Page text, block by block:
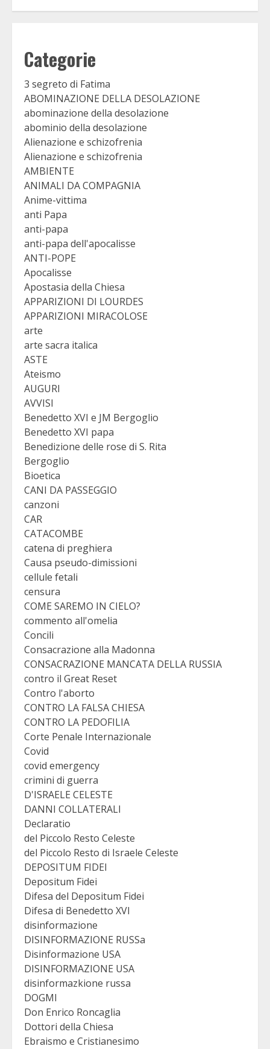
Categorie
3 segreto di Fatima
ABOMINAZIONE DELLA DESOLAZIONE
abominazione della desolazione
abominio della desolazione
Alienazione e schizofrenia
Alienazione e schizofrenia
AMBIENTE
ANIMALI DA COMPAGNIA
Anime-vittima
anti Papa
anti-papa
anti-papa dell'apocalisse
ANTI-POPE
Apocalisse
Apostasia della Chiesa
APPARIZIONI DI LOURDES
APPARIZIONI MIRACOLOSE
arte
arte sacra italica
ASTE
Ateismo
AUGURI
AVVISI
Benedetto XVI e JM Bergoglio
Benedetto XVI papa
Benedizione delle rose di S. Rita
Bergoglio
Bioetica
CANI DA PASSEGGIO
canzoni
CAR
CATACOMBE
catena di preghiera
Causa pseudo-dimissioni
cellule fetali
censura
COME SAREMO IN CIELO?
commento all'omelia
Concili
Consacrazione alla Madonna
CONSACRAZIONE MANCATA DELLA RUSSIA
contro il Great Reset
Contro l'aborto
CONTRO LA FALSA CHIESA
CONTRO LA PEDOFILIA
Corte Penale Internazionale
Covid
covid emergency
crimini di guerra
D'ISRAELE CELESTE
DANNI COLLATERALI
Declaratio
del Piccolo Resto Celeste
del Piccolo Resto di Israele Celeste
DEPOSITUM FIDEI
Depositum Fidei
Difesa del Depositum Fidei
Difesa di Benedetto XVI
disinformazione
DISINFORMAZIONE RUSSa
Disinformazione USA
DISINFORMAZIONE USA
disinformazkione russa
DOGMI
Don Enrico Roncaglia
Dottori della Chiesa
Ebraismo e Cristianesimo